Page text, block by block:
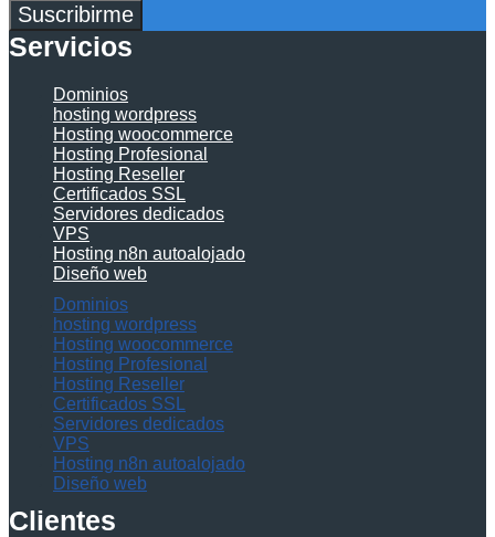
Suscribirme
Servicios
Dominios
hosting wordpress
Hosting woocommerce
Hosting Profesional
Hosting Reseller
Certificados SSL
Servidores dedicados
VPS
Hosting n8n autoalojado
Diseño web
Dominios
hosting wordpress
Hosting woocommerce
Hosting Profesional
Hosting Reseller
Certificados SSL
Servidores dedicados
VPS
Hosting n8n autoalojado
Diseño web
Clientes